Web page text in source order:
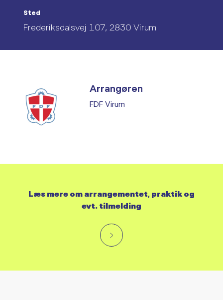
Sted
Frederiksdalsvej 107, 2830 Virum
Arrangøren
FDF Virum
Læs mere om arrangementet, praktik og
evt. tilmelding